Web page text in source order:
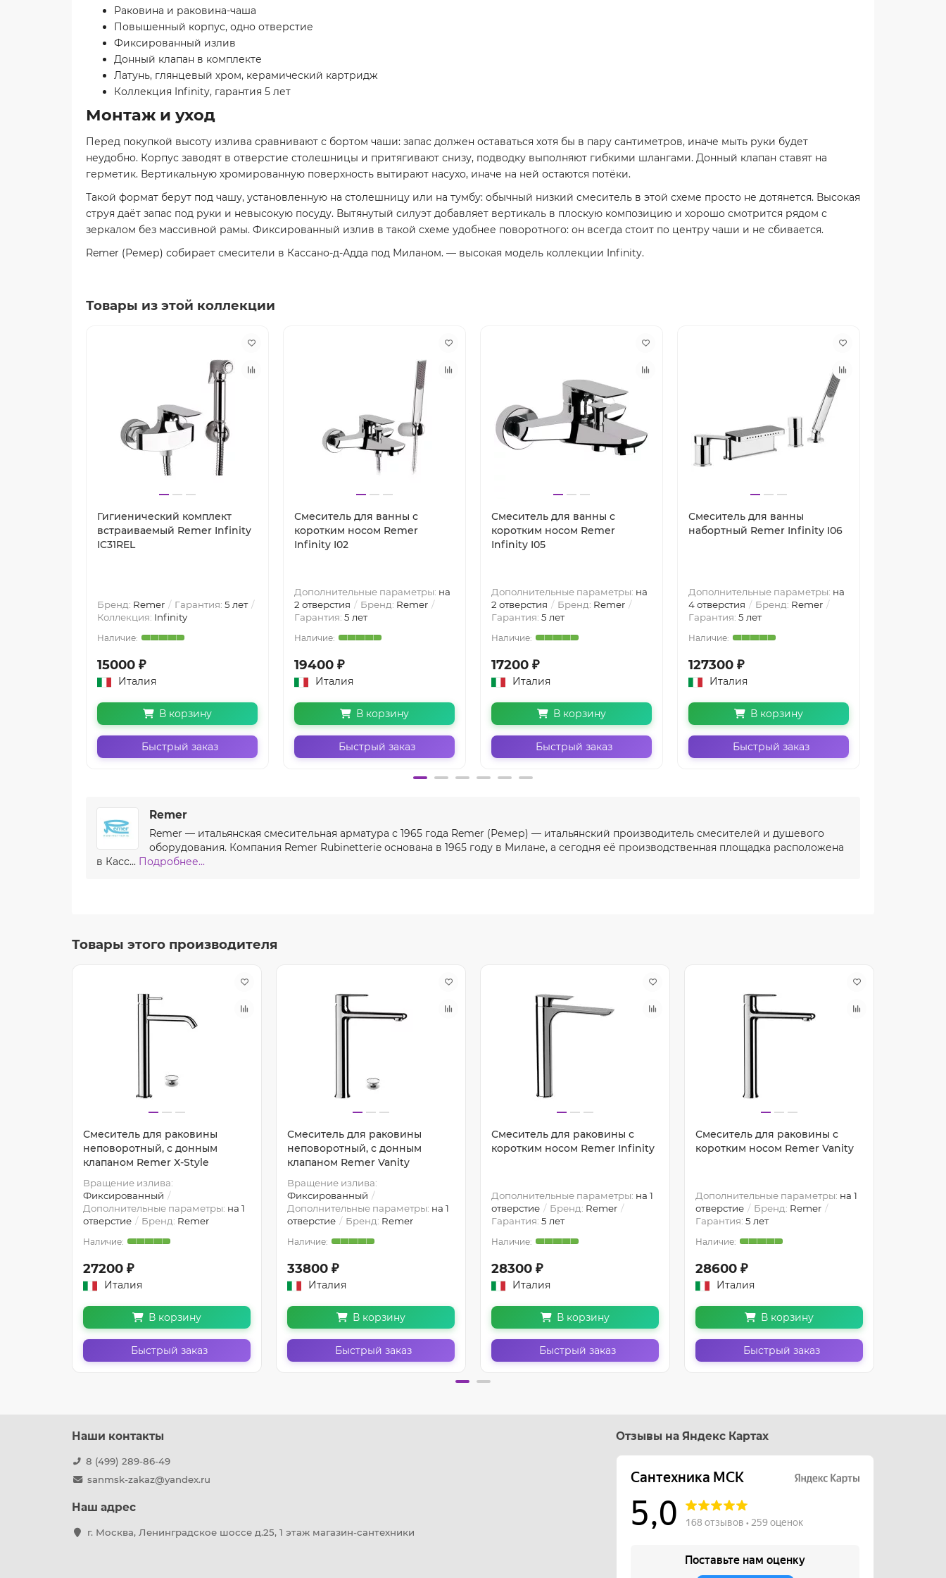
Раковина и раковина-чаша
Повышенный корпус, одно отверстие
Фиксированный излив
Донный клапан в комплекте
Латунь, глянцевый хром, керамический картридж
Коллекция Infinity, гарантия 5 лет
Монтаж и уход
Перед покупкой высоту излива сравнивают с бортом чаши: запас должен оставаться хотя бы в пару сантиметров, иначе мыть руки будет
неудобно. Корпус заводят в отверстие столешницы и притягивают снизу, подводку выполняют гибкими шлангами. Донный клапан ставят на
герметик. Вертикальную хромированную поверхность вытирают насухо, иначе на ней остаются потёки.
Такой формат берут под чашу, установленную на столешницу или на тумбу: обычный низкий смеситель в этой схеме просто не дотянется. Высокая
струя даёт запас под руки и невысокую посуду. Вытянутый силуэт добавляет вертикаль в плоскую композицию и хорошо смотрится рядом с
зеркалом без массивной рамы. Фиксированный излив в такой схеме удобнее поворотного: он всегда стоит по центру чаши и не сбивается.
Remer (Ремер) собирает смесители в Кассано-д-Адда под Миланом. — высокая модель коллекции Infinity.
Товары из этой коллекции
Гигиенический комплект
встраиваемый Remer Infinity
IC31REL
Бренд: Remer Гарантия: 5 лет
Коллекция: Infinity
15000 ₽
Италия
В корзину
Быстрый заказ
Смеситель для ванны с
коротким носом Remer
Infinity I02
Дополнительные параметры: на
2 отверстия
Бренд: Remer
Гарантия: 5 лет
19400 ₽
Италия
В корзину
Быстрый заказ
Смеситель для ванны с
коротким носом Remer
Infinity I05
Дополнительные параметры: на
2 отверстия
Бренд: Remer
Гарантия: 5 лет
17200 ₽
Италия
В корзину
Быстрый заказ
Смеситель для ванны
набортный Remer Infinity I06
Дополнительные параметры: на
4 отверстия
Бренд: Remer
Гарантия: 5 лет
127300 ₽
Италия
В корзину
Быстрый заказ
Remer
Remer — итальянская смесительная арматура с 1965 года Remer (Ремер) — итальянский производитель смесителей и душевого
оборудования. Компания Remer Rubinetterie основана в 1965 году в Милане, а сегодня её производственная площадка расположена
в Касс... Подробнее...
Товары этого производителя
Смеситель для раковины
неповоротный, с донным
клапаном Remer X-Style
Вращение излива:
Фиксированный
Дополнительные параметры: на 1
отверстие
Бренд: Remer
27200 ₽
Италия
В корзину
Быстрый заказ
Смеситель для раковины
неповоротный, с донным
клапаном Remer Vanity
Вращение излива:
Фиксированный
Дополнительные параметры: на 1
отверстие
Бренд: Remer
33800 ₽
Италия
В корзину
Быстрый заказ
Смеситель для раковины с
коротким носом Remer Infinity
Дополнительные параметры: на 1
отверстие
Бренд: Remer
Гарантия: 5 лет
28300 ₽
Италия
В корзину
Быстрый заказ
Смеситель для раковины с
коротким носом Remer Vanity
Дополнительные параметры: на 1
отверстие
Бренд: Remer
Гарантия: 5 лет
28600 ₽
Италия
В корзину
Быстрый заказ
Наши контакты
8 (499) 289-86-49
sanmsk-zakaz@yandex.ru
Наш адрес
г. Москва, Ленинградское шоссе д.25, 1 этаж магазин-сантехники
Отзывы на Яндекс Картах